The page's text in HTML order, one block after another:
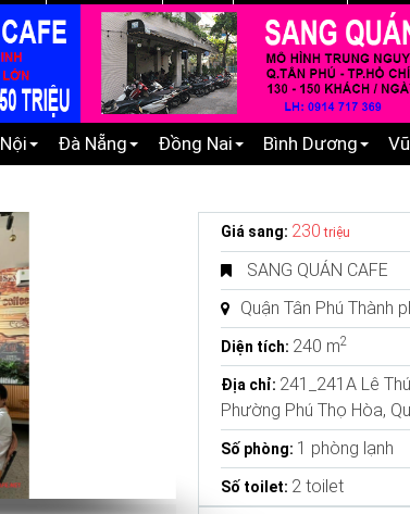
Đà Nẵng Đồng Nai Bình Dương
Giá sang: 230 triệu
SANG QUÁN CAFE
Quận Tân Phú Thành
Diện tích: 240 m2
Địa chỉ: 241_241A Lê
Phường Phú Thọ Hòa,
Số phòng: 1 phòng lạnh
Số toilet: 2 toilet